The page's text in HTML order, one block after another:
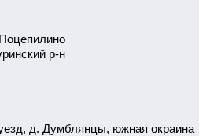
р-н
д. Думблянцы, южная окраина